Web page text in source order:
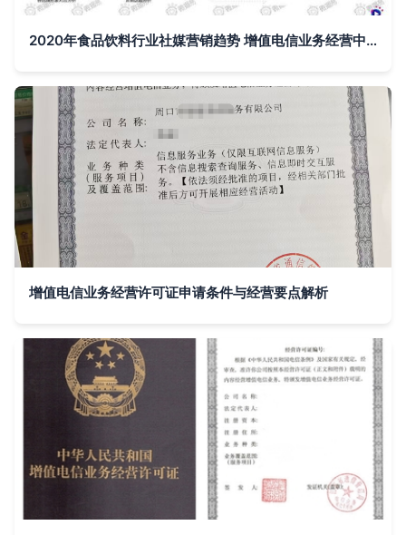
2020年食品饮料行业社媒营销趋势 增值电信业务经营中的数据驱动变革
增值电信业务经营许可证申请条件与经营要点解析